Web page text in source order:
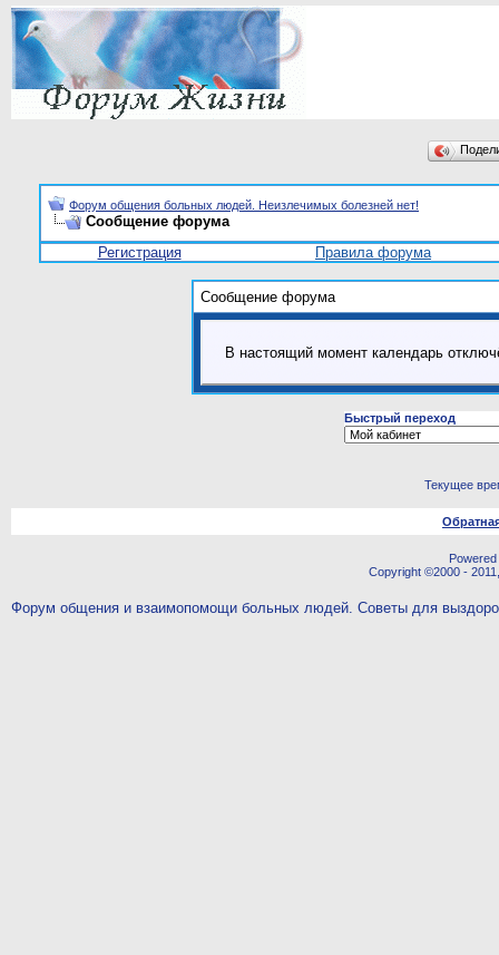
Форум общения больных людей. Неизлечимых болезней нет!
Сообщение форума
Регистрация
Правила форума
Сообщение форума
В настоящий момент календарь
Быстрый переход
Текущее
Copyright ©2000 -
Форум общения и взаимопомощи больных людей. Советы для